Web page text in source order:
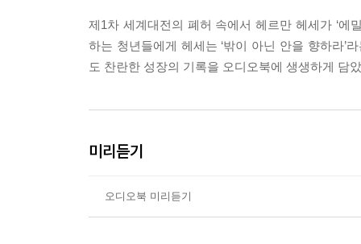
제1차 세계대전의 폐허 속에서 헤르만 헤세가 ‘에
하는 청년들에게 헤세는 ‘밖이 아닌 안을 향하라’
도 찬란한 성장의 기록을 오디오북에 생생하게 담
미리듣기
오디오북 미리듣기